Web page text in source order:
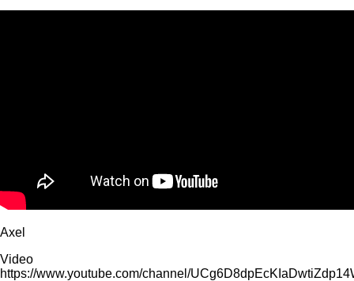
Axel
Video
https://www.youtube.com/channel/